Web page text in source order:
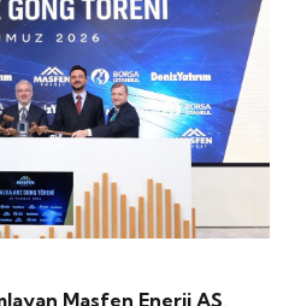
Masfen Enerji AŞ,